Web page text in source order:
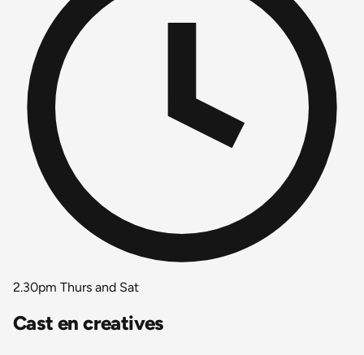
2.30pm Thurs and Sat
Cast en creatives